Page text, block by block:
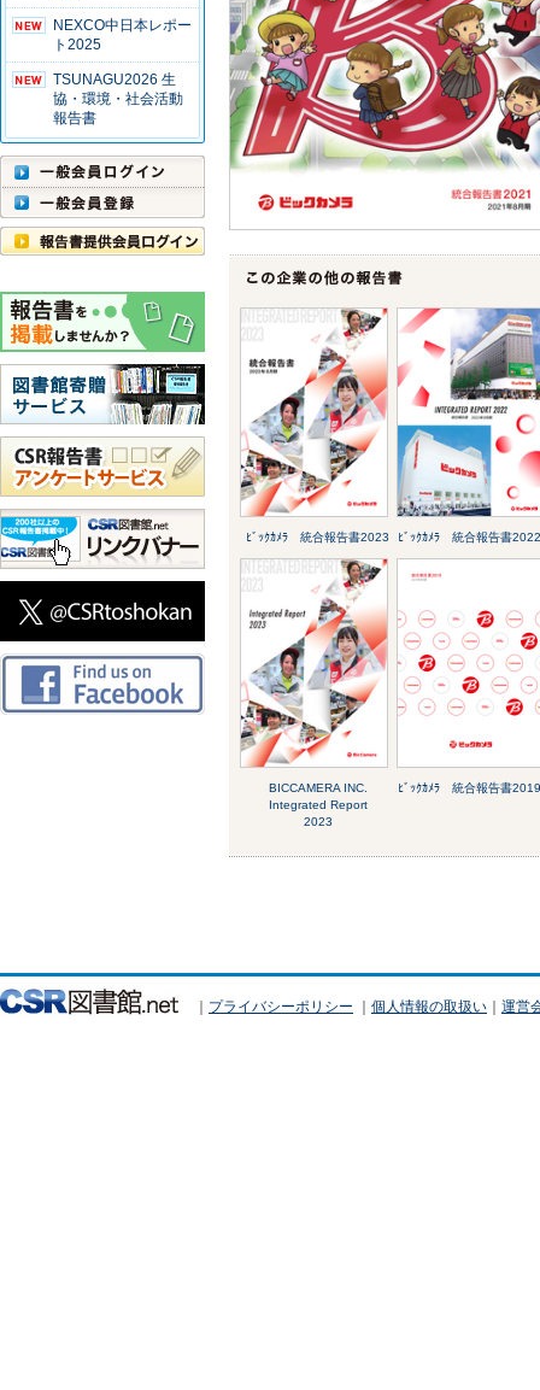
NEXCO中日本レポー
ト2025
TSUNAGU2026 生
協・環境・社会活動
報告書
ﾋﾞｯｸｶﾒﾗ 統合報告書2023 ﾋﾞｯｸｶﾒﾗ 統合報告書2022
BICCAMERA INC.
Integrated Report
2023
ﾋﾞｯｸｶﾒﾗ 統合報告書2019
｜ プライバシーポリシー ｜ 個人情報の取扱い ｜ 運営